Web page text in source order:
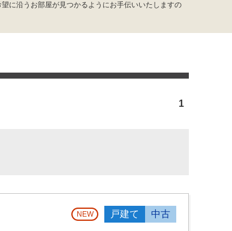
に沿うお部屋が見つかるようにお手伝いいたしますの
1
NEW 戸建て 中古